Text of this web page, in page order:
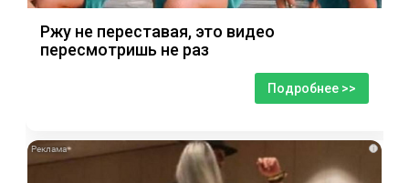
Ржу не переставая, это видео
пересмотришь не раз
Подробнее >>
i